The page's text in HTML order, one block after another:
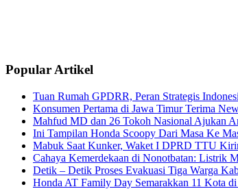
Popular Artikel
Tuan Rumah GPDRR, Peran Strategis
Konsumen Pertama di Jawa Timur Terima
Mahfud MD dan 26 Tokoh Nasional Ajukan
Ini Tampilan Honda Scoopy Dari Masa Ke
Mabuk Saat Kunker, Waket I DPRD TTU
Cahaya Kemerdekaan di Nonotbatan: Listrik
Detik – Detik Proses Evakuasi Tiga Warga
Honda AT Family Day Semarakkan 11 Kota